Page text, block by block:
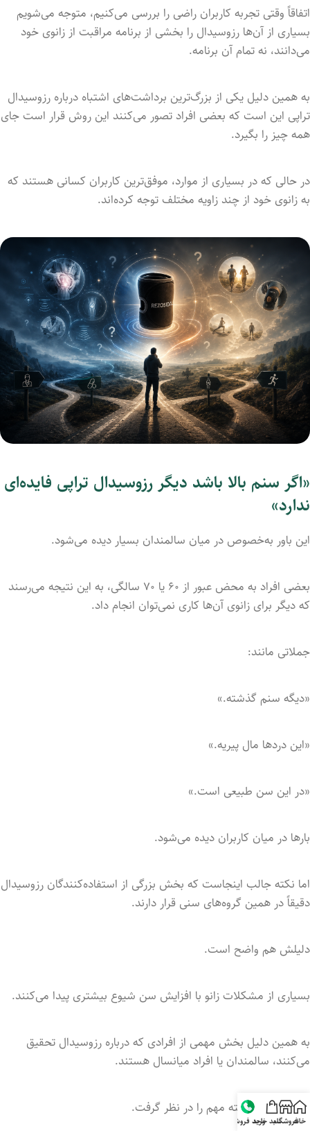
اتفاقاً وقتی تجربه کاربران راضی را بررسی می‌کنیم، متوجه می‌شویم
بسیاری از آن‌ها رزوسیدال را بخشی از برنامه مراقبت از زانوی خود
می‌دانند، نه تمام آن برنامه.
به همین دلیل یکی از بزرگ‌ترین برداشت‌های اشتباه درباره رزوسیدال
تراپی این است که بعضی افراد تصور می‌کنند این روش قرار است جای
همه چیز را بگیرد.
در حالی که در بسیاری از موارد، موفق‌ترین کاربران کسانی هستند که
به زانوی خود از چند زاویه مختلف توجه کرده‌اند.
«اگر سنم بالا باشد دیگر رزوسیدال تراپی فایده‌ای
ندارد»
این باور به‌خصوص در میان سالمندان بسیار دیده می‌شود.
بعضی افراد به محض عبور از ۶۰ یا ۷۰ سالگی، به این نتیجه می‌رسند
که دیگر برای زانوی آن‌ها کاری نمی‌توان انجام داد.
جملاتی مانند:
«دیگه سنم گذشته.»
«این دردها مال پیریه.»
«در این سن طبیعی است.»
بارها در میان کاربران دیده می‌شود.
اما نکته جالب اینجاست که بخش بزرگی از استفاده‌کنندگان رزوسیدال
دقیقاً در همین گروه‌های سنی قرار دارند.
دلیلش هم واضح است.
بسیاری از مشکلات زانو با افزایش سن شیوع بیشتری پیدا می‌کنند.
به همین دلیل بخش مهمی از افرادی که درباره رزوسیدال تحقیق
می‌کنند، سالمندان یا افراد میانسال هستند.
البته باید یک نکته مهم را در نظر گرفت.
خانهفروشگاهسبد خریدواحد فروش